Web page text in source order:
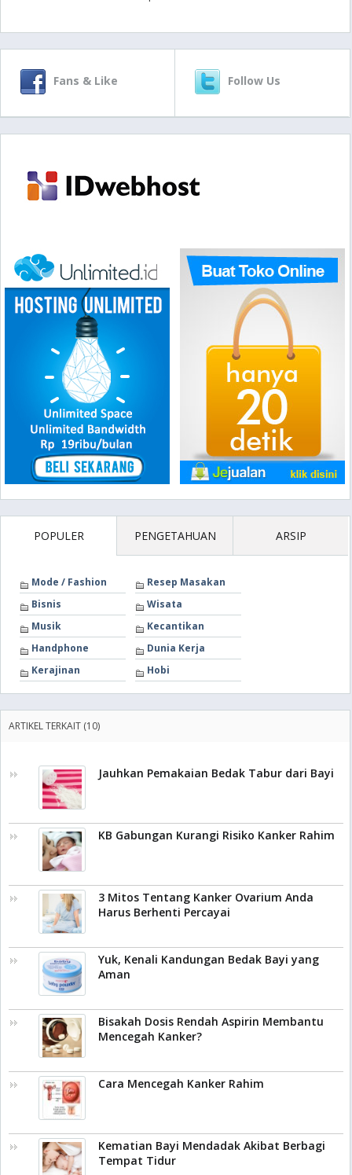
Fans & Like Follow Us
POPULER PENGETAHUAN ARSIP
Mode / Fashion
Resep Masakan
Bisnis
Wisata
Musik
Kecantikan
Handphone
Dunia Kerja
Kerajinan
Hobi
ARTIKEL TERKAIT (10)
Jauhkan Pemakaian Bedak Tabur dari Bayi
KB Gabungan Kurangi Risiko Kanker Rahim
3 Mitos Tentang Kanker Ovarium Anda
Harus Berhenti Percayai
Yuk, Kenali Kandungan Bedak Bayi yang
Aman
Bisakah Dosis Rendah Aspirin Membantu
Mencegah Kanker?
Cara Mencegah Kanker Rahim
Kematian Bayi Mendadak Akibat Berbagi
Tempat Tidur